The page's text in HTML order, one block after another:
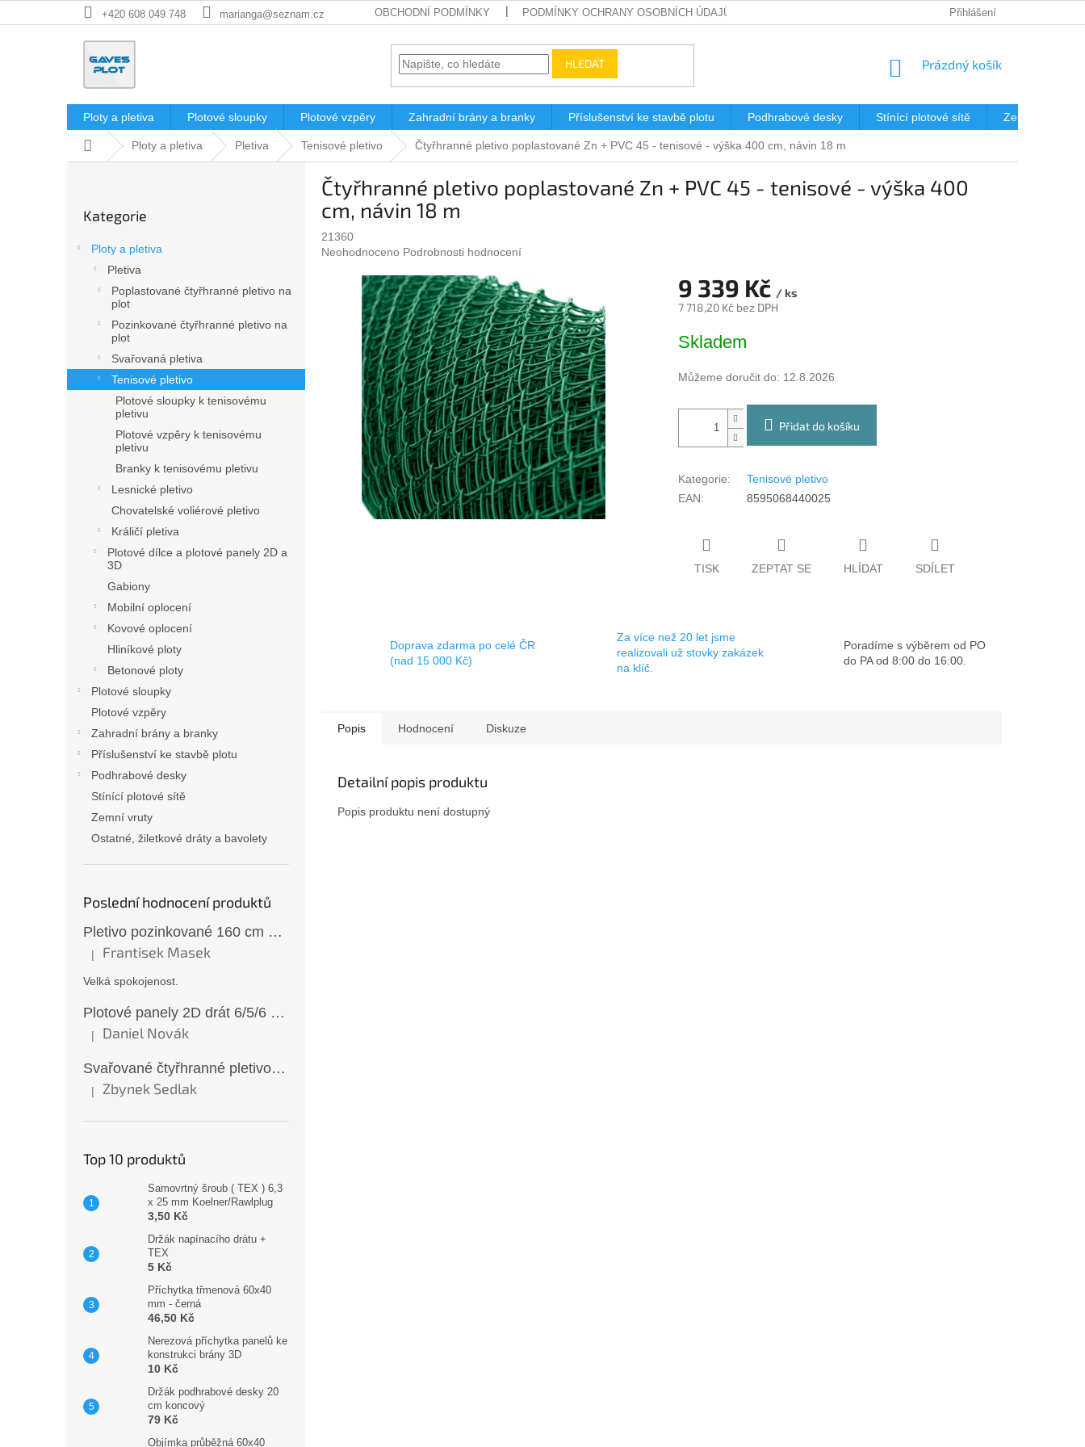
na
+420 608 049 748 marianga@seznam.cz OBCHODNÍ PODMÍNKY PODMÍNKY OCHRANY OSOBNÍCH ÚDAJŮ MONTÁŽ
Přihlášení
HLEDAT
NÁKUPNÍ
Prázdný košík
Ploty a pletiva Plotové sloupky Plotové vzpěry Zahradní brány a branky Příslušenství ke stavbě plotu Podhrabové desky Stínící plotové sítě Zemní vruty
Domů Ploty a pletiva Pletiva Tenisové pletivo Čtyřhranné pletivo poplastované Zn + PVC 45 - tenisové - výška 400 cm, návin 18 m
n
kategorie
Kategorie
Ploty a pletiva
Pletiva
Poplastované čtyřhranné pletivo na
plot
Pozinkované čtyřhranné pletivo na
plot
Svařovaná pletiva
Tenisové pletivo
Plotové sloupky k tenisovému
pletivu
Plotové vzpěry k tenisovému
pletivu
Branky k tenisovému pletivu
Lesnické pletivo
Chovatelské voliérové pletivo
Králičí pletiva
Plotové dílce a plotové panely 2D a
3D
Gabiony
Mobilní oplocení
Kovové oplocení
Hliníkové ploty
Betonové ploty
Plotové sloupky
Plotové vzpěry
Zahradní brány a branky
Příslušenství ke stavbě plotu
Podhrabové desky
Stínící plotové sítě
Zemní vruty
Ostatné, žiletkové dráty a bavolety
Poslední hodnocení produktů
Pletivo pozinkované 160 cm 50×50/2,5 mm bez zapleteného drátu
Hodnocení produktu je 5 z 5 hvězdiček.
| Frantisek Masek
Velká spokojenost.
Plotové panely 2D drát 6/5/6 mm antracit 163 cm
Hodnocení produktu je 5 z 5 hvězdiček.
| Daniel Novák
Svařované čtyřhranné pletivo ZN oko 6x6 mm Ø 0,65 mm 100 cm
Hodnocení produktu je 5 z 5 hvězdiček.
| Zbynek Sedlak
Top 10 produktů
Samovrtný šroub ( TEX ) 6,3
x 25 mm Koelner/Rawlplug
3,50 Kč
Držák napínacího drátu +
TEX
5 Kč
Příchytka třmenová 60x40
mm - černá
46,50 Kč
Nerezová příchytka panelů ke
konstrukci brány 3D
10 Kč
Držák podhrabové desky 20
cm koncový
79 Kč
Objímka průběžná 60x40
Čtyřhranné pletivo poplastované Zn + PVC 45 - tenisové - výška 400
cm, návin 18 m
21360
Průměrné
produktu
hvězdiček.
Neohodnoceno Podrobnosti hodnocení
9 339 Kč / ks
7 718,20 Kč bez DPH
cena:
Skladem
Můžeme doručit do: 12.8.2026
Přidat do košíku
Kategorie:
Tenisové pletivo
EAN: 8595068440025
TISK ZEPTAT SE HLÍDAT SDÍLET
Doprava zdarma po celé ČR
(nad 15 000 Kč)
Za více než 20 let jsme
realizovali už stovky zakázek
na klíč.
Poradíme s výběrem od PO
do PA od 8:00 do 16:00.
Popis Hodnocení Diskuze
Detailní popis produktu
Popis produktu není dostupný